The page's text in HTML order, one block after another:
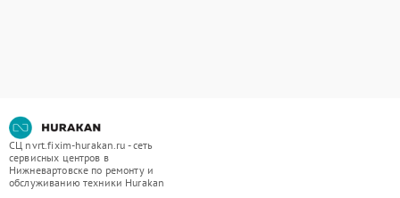
СЦ nvrt.fixim-hurakan.ru - сеть
сервисных центров в
Нижневартовске по ремонту и
обслуживанию техники Hurakan